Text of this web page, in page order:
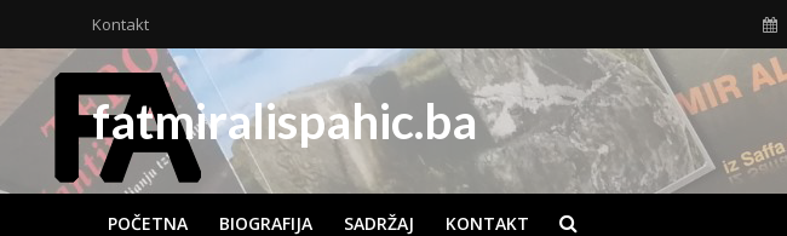
Kontakt
fatmiralispahic.ba
POČETNA BIOGRAFIJA SADRŽAJ KONTAKT